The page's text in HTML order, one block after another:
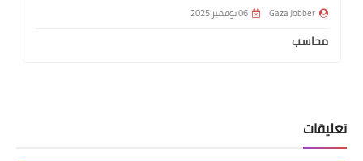
Gaza Jobber 06 نوفمبر 2025
محاسب
تعليقات